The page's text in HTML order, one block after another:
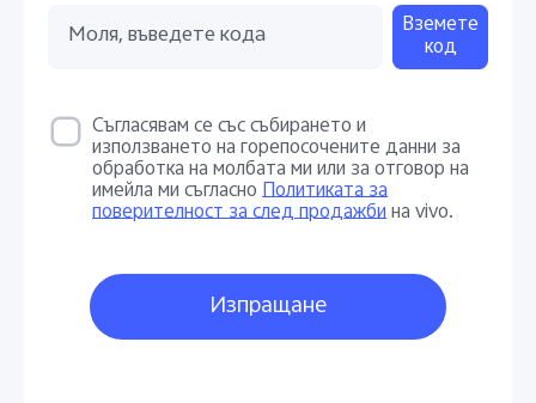
Вземете
код
Съгласявам се със събирането и
използването на горепосочените данни за
обработка на молбата ми или за отговор на
имейла ми съгласноПолитиката за
поверителност за след продажбина vivo.
Изпращане